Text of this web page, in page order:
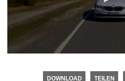
DOWNLOAD TEILEN